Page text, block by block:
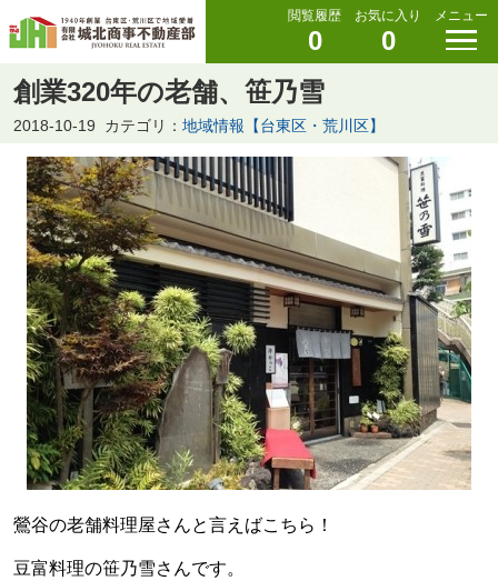
閲覧履歴
0
お気に入り
0
メニュー
創業320年の老舗、笹乃雪
2018-10-19 カテゴリ： 地域情報【台東区・荒川区】
鶯谷の老舗料理屋さんと言えばこちら！
豆富料理の笹乃雪さんです。